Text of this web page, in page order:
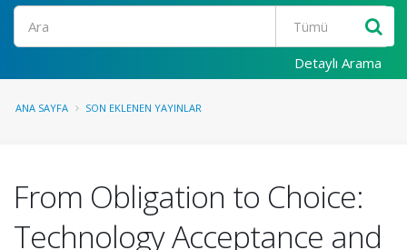
Ara
Detaylı Arama
ANA SAYFA SON EKLENEN YAYINLAR
From Obligation to Choice:
Technology Acceptance and